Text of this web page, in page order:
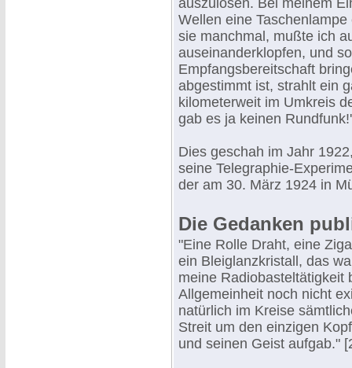
auszulösen. Bei meinem
Wellen eine
sie manchmal, mußte ich
auseinanderklopfen, und
Empfangsbereitschaft
abgestimmt ist, strahlt ein
kilometerweit im Umkreis
gab es ja keinen
Dies geschah im Jahr
seine Telegraphie-
der am 30. März 1924 in
Die Gedanken
"Eine Rolle Draht, eine
ein Bleiglanzkristall, das
meine Radiobasteltätigkeit
Allgemeinheit noch nicht
natürlich im Kreise
Streit um den einzigen
und seinen Geist aufgab."